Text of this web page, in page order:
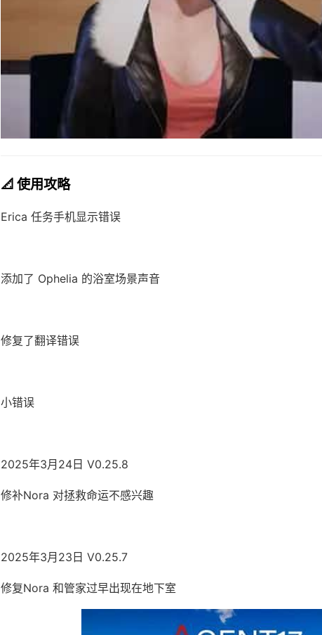
📐 使用攻略
Erica 任务手机显示错误
添加了 Ophelia 的浴室场景声音
修复了翻译错误
小错误
2025年3月24日 V0.25.8
修补Nora 对拯救命运不感兴趣
2025年3月23日 V0.25.7
修复Nora 和管家过早出现在地下室